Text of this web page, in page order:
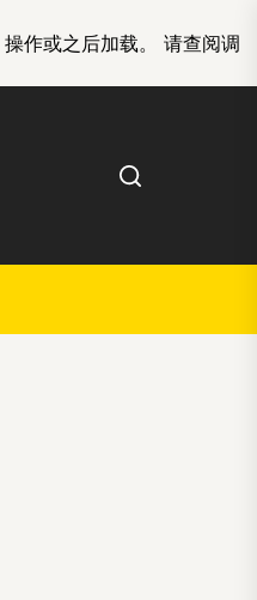
操作或之后加载。 请查阅调
Search